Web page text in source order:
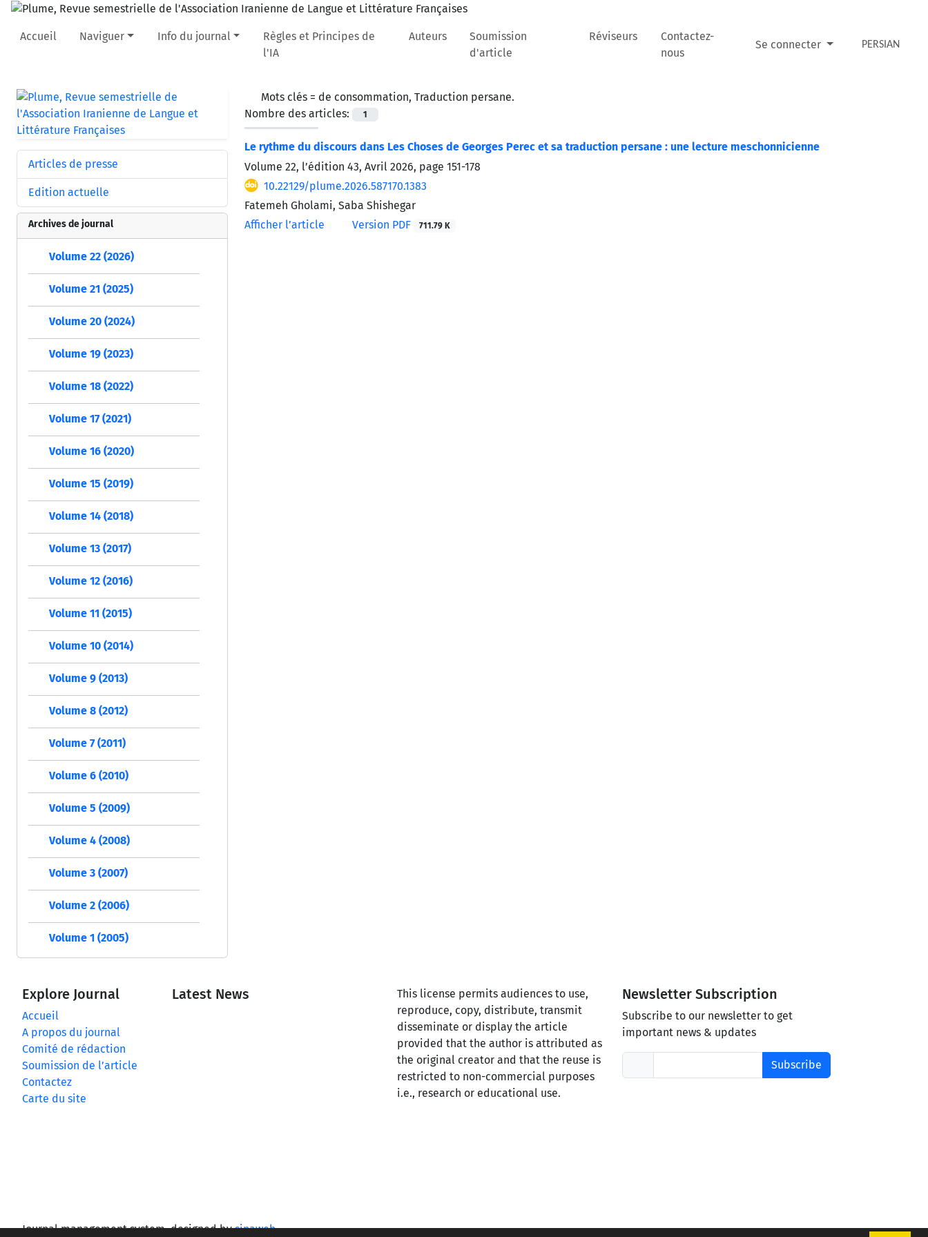
Accueil Naviguer Info du journal
Règles et Principes de
l'IA
Auteurs
Soumission
d'article
Réviseurs
Contactez-
nous
Se connecter PERSIAN
Mots clés = de consommation, Traduction persane.
Nombre des articles:
1
Le rythme du discours dans Les Choses de Georges Perec et sa traduction persane : une lecture meschonnicienne
Volume 22, l’édition 43, Avril 2026, page 151-178
10.22129/plume.2026.587170.1383
Fatemeh Gholami, Saba Shishegar
Afficher l’article
Version PDF 711.79 K
Articles de presse
Edition actuelle
Archives de journal
Volume 22 (2026)
Volume 21 (2025)
Volume 20 (2024)
Volume 19 (2023)
Volume 18 (2022)
Volume 17 (2021)
Volume 16 (2020)
Volume 15 (2019)
Volume 14 (2018)
Volume 13 (2017)
Volume 12 (2016)
Volume 11 (2015)
Volume 10 (2014)
Volume 9 (2013)
Volume 8 (2012)
Volume 7 (2011)
Volume 6 (2010)
Volume 5 (2009)
Volume 4 (2008)
Volume 3 (2007)
Volume 2 (2006)
Volume 1 (2005)
Explore Journal
Accueil
A propos du journal
Comité de rédaction
Soumission de l’article
Contactez
Carte du site
Latest News
This license permits audiences to use,
reproduce, copy, distribute, transmit
disseminate or display the article
provided that the author is attributed as
the original creator and that the reuse is
restricted to non-commercial purposes
i.e., research or educational use.
Newsletter Subscription
Subscribe to our newsletter to get
important news & updates
Subscribe
Journal management system.designed bysinaweb